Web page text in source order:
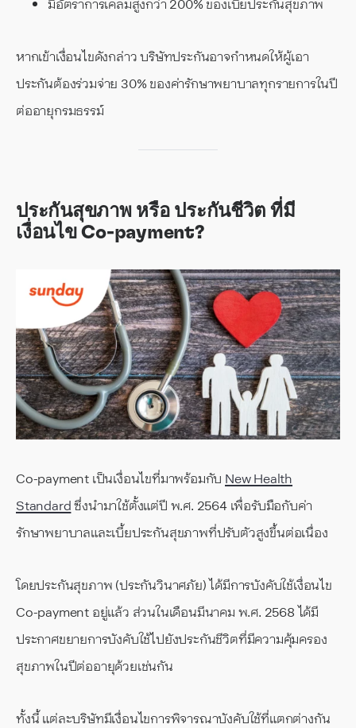
หากเข้าเงื่อนไขดังกล่าว บริษัทประกันอาจกำหนดให้ผู้เอา
ประกันต้องร่วมจ่าย 30% ของค่ารักษาพยาบาลทุกรายการในปี
ต่ออายุกรมธรรม์
ประกันสุขภาพ หรือ ประกันชีวิต ที่มี
เงื่อนไข Co-payment?
Co-payment เป็นเงื่อนไขที่มาพร้อมกับ New Health
Standardซึ่งนำมาใช้ตั้งแต่ปี พ.ศ. 2564 เพื่อรับมือกับค่า
รักษาพยาบาลและเบี้ยประกันสุขภาพที่ปรับตัวสูงขึ้นต่อเนื่อง
โดยประกันสุขภาพ (ประกันวินาศภัย) ได้มีการบังคับใช้เงื่อนไข
Co-payment อยู่แล้ว ส่วนในเดือนมีนาคม พ.ศ. 2568 ได้มี
ประกาศขยายการบังคับใช้ไปยังประกันชีวิตที่มีความคุ้มครอง
สุขภาพในปีต่ออายุด้วยเช่นกัน
ทั้งนี้ แต่ละบริษัทมีเงื่อนไขการพิจารณาบังคับใช้ที่แตกต่างกัน